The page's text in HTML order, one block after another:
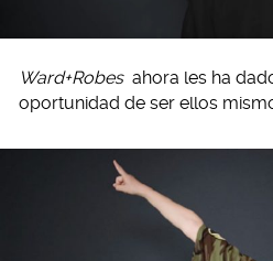
Ward+Robes ahora les ha
oportunidad de ser ellos